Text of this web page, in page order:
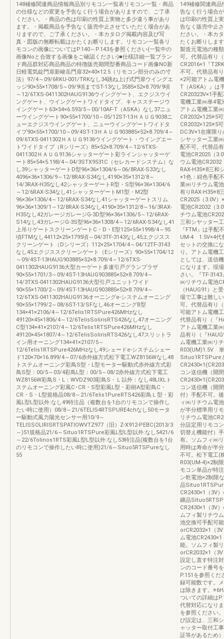
148補修関連商品情報商品別リモコン一覧表リモコン一覧・商品
の仕様などの変更を予告なく行う場合がありますので、ご了承
ください。・商品の色は印刷の性質上実物と多少違う事があり
ます。・掲載商品を予告なく販売中止させていただく場合があ
りますので、ご了承ください。・本カタログ掲載内容及び写
真・図版の無断転載はかたくお断りします。リモコン一覧各リ
モコンの画像についてはP.140～P.143を参照ください(一覧中の
画像Noと合致する画像をご確認ください)■仕様詳細一覧ブラン
ド商品群対応商品商品の特徴販売期間型番商品コード画像NO新
日軽電気錠門扉新峻岳門扉32×40×12.5（リモコン部分のみの寸
法）97/4～09/6RKU-001/TRKなし34跳ね上げ式門扉ウイングエ
ッジ90×55×1708/5～09/9頃までST-13なし3585×52×8.709/9頃
～12/6TXS-0411302HAUG9136ウイングゲート、エクジスウイ
ングゲート、ウイングゲートワイドタイプ、キャスステージウ
イングゲート63×54×6.593/5～00/10AF-T（ASKA）なし37ニュ
ーウイングゲート90×55×1700/10～05/12ST-13ＨＡＵＧ9038ニ
ューエクジスウイングゲート、ニューウイングゲートワイドタ
イプ90×55×1700/10～09/4ST-13ＨＡＵＧ903885×52×8.709/4～
09/6TXS-0411302ＨＡＵＧ9136ウイングゲート・ウイングエー
トワイドタイプ（Rシリーズ）85×52×8.709/4～12/6TXS-
0411302ＨＡＵＧ9136シャッターゲート彩ラインシャッターゲ
ート85×54×5.198/4～04/3STX9531C（セレカードシステム）な
し39シャッターゲートD型96×36×1304/6～06/8RAX-S33なし
4096×36×1306/9～12/8RAX-S34なし4190×35×1312/8～
14/3RAX-H35なし42シャッターゲートR型・S型96×36×1304/6
～12/6RAX-S34なし41シャッターゲートM1型・M2型
96×36×1306/4～12/6RAX-S34なし41シャッターゲートスリム
96×36×1309/1～12/8RAX-S34なし4190×35×1312/8～16/3RAX-
H35なし42ガレージガレージG-3D型96×36×1306/5～12/6RAX-
S14なし43ガレージG-3S型96×36×1308/4～12/6RAX-S34なし41
上吊りゲートスクリーンゲートC・D・E型125×55×1998/4～95
頃FTMなし44112×25×1795頃～04/3TF-3143なし45エクジスス
クリーンゲート（Dシリーズ）112×25×1704/4～04/12TF-3143
なし45エクジススクリーンゲート（Eシリーズ）90×55×1704/12
～09/4ST-13HAUG903885×52×8.709/4～12/6TXS-
0411302HAUG9136大型カーゲート多連引戸グランプラザ
90×55×1701/3～09/4ST-13HAUG903885×52×8.709/4～
14/3TXS-0411302HAUG9136大型引戸ユニットワイド
90×55×1700/2～09/4ST-13HAUG903885×52×8.709/4～
12/6TXS-0411302HAUG9136オーニングe-システムオーニング
90×55×1799/2～08/6ST-13/SFなし46オーニングB型
134×41×2106/4～12/6Telis1RTSPure426MHzなし
49120×45×1806/4～12/6TelisSolirisRTS426なし47オーニング
C型134×41×2107/4～12/6Telis1RTSPure426MHzなし
49120×45×1807/4～12/6TelisSolirisRTS426なし47スリットラ
イン用オーニング134×41×2107/5～
12/6Telis1RTSPure426MHzなし49シェードe-システムシェー
ド120×70×16.899/4～07/6赤外線方式松下電工WZ8156Wなし48
トステムオーニング彩鳥S型・L型モーター駆動式赤外線方式彩
鳥S型：00/5～03/4彩鳥L型：00/5～08/2赤外線方式松下電工
WZ8156W彩鳥S・L：WVDZ903彩鳥S・Ｌ以外：なし48LIXLト
ステムオーニング彩風C･CR・S型彩風L型・彩樹A型彩鳥C・
CR・S・L型規格品08/8～21/6Telis1PureRTS426彩鳥Ｌ型・彩
風L型L型以外:なし49特注品（複数台を1台のリモコンで操作し
たい時に使用）08/8～21/6TELIS4RTSPURE4chなし50モータ
ー駆動式風力陽光センサー用10/9～
TELISSOLIRISRTSPATIOWVTZ977（旧）Z-X912-PEBC(2013/3
～)51規格品21/6～Situo1RTSPure彩風L型L型以外:なし5421/6
～22/6Tolinos1RTS彩風L型L型以外:なし53特注品(複数台を1台
のリモコンで操作したい時に使用)21/6～Situo5RTSPureなし
55
149補修関連商
告なく行う場合
は印刷の性質上
告なく販売中止
ださい。・本カ
たくお断りしま
製造元電池の種
可。代替品有り
CR2016×1『
不可。代替品有
×2可能アトム電
T（ASKA）』は
CR20323V×1手
電機工業㈱単4電
アトム電機工業
CR2032×125※5
CR2032×125※5
DC3V×1在庫限
シヤッター工業
配不可。代替品
電池CR2025（
ウム電池
RAX-H35※8三和
×1色：紺色手配
業㈱リチウム電
有りRAX-H35※8
CR2025（3.0V
電池CR2032（
チウム電池
三和シヤッター
『FTM』は手配
UM-4 1.5V×4代
セットの交換に
り。アトム電機
としては、送信
になります。現
さい。『TF-
㈱リチウム電池
（HAUG91）と
場で工事は難し
可。代替品有り
可能アトム電機
代替品有り（『
アトム電機工業
品有り（『
ム電機工業㈱リ
R03(UM)1.5V 単
Situo1RTSPure
コン送信機（開
コン送信機（開
付）手配不可。
ィ㈱リチウム電
が半分標準用リ
リチウム電池
分設定用リモコ
切替え機能付）
有。ソムフィ㈱
用時は寿命が半
不可。松下電
R03(UM-4)×2制
モコン単品が特
ン乾電池×2制限
品
CR2430×1（3V
継品
CR2430×1（3V
ムフィ製リチウ
池交換可手配可
orCR2032×1（
ム電池
能。ソムフィ製
orCR2032×1（
設定し直す特注
ンのコード番号
P.151を参照くだ
録可能数です。
は除きます。
ついての詳細は
代替対応になり
を参照ください
び設定は、三和
ャッター取付工
証等があるため）